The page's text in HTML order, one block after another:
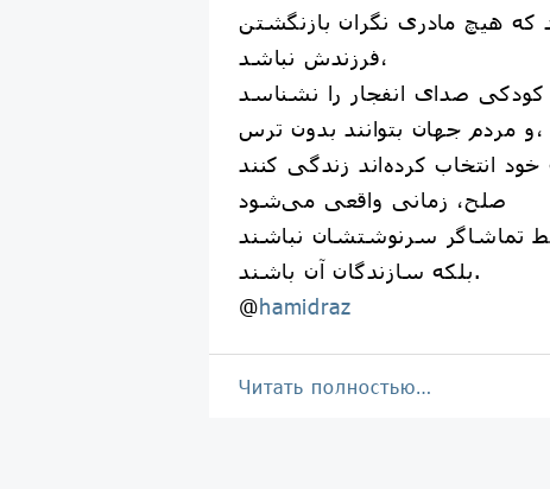
هیچ مادری نگران بازنگشتن
فرزندش نباشد،
صدای انفجار را نشناسد
و مردم جهان بتوانند بدون ترس،
صلح، زمانی واقعی می‌شود
بلکه سازندگان آن باشند.
@hamidraz
Читать полностью…